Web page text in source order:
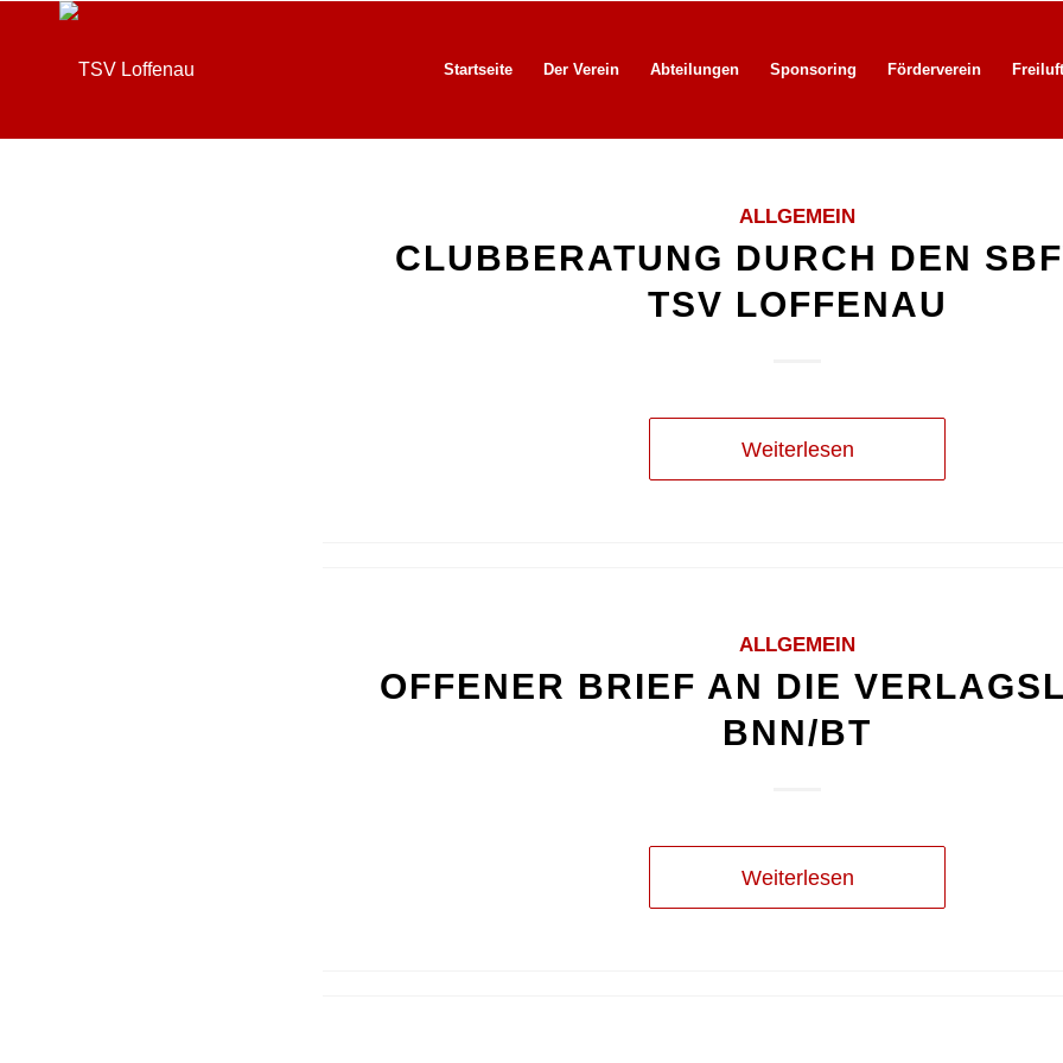
Startseite Der Verein Abteilungen Sponsoring Förderverein
ALLGEMEIN
CLUBBERATUNG DURCH DEN
TSV LOFFENAU
Weiterlesen
ALLGEMEIN
OFFENER BRIEF AN DIE
BNN/BT
Weiterlesen